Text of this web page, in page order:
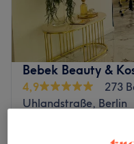
Bebek Beauty &
4,9
273
Uhlandstraße, Berlin